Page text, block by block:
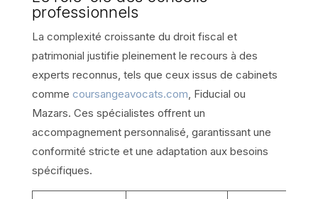
professionnels
La complexité croissante du droit fiscal et
patrimonial justifie pleinement le recours à des
experts reconnus, tels que ceux issus de cabinets
comme coursangeavocats.com , Fiducial ou
Mazars. Ces spécialistes offrent un
accompagnement personnalisé, garantissant une
conformité stricte et une adaptation aux besoins
spécifiques.